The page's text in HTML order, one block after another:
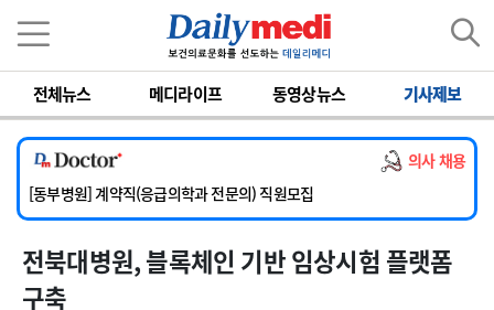
전체뉴스 메디라이프 동영상뉴스 기사제보
의사 채용
[서울아산병원] 2026년 하반기 인턴 모집
[영남대학교의료원] 마취통증의학과 임기제 임상의사 채용
[충남대학교병원] 소아청소년과(소아응급전담) 계약직 의사 공개채용
[동부병원] 계약직(응급의학과 전문의) 직원모집
[이대목동병원] 하반기 전공의(레지던트1년차) 모집
[서울아산병원] 2026년 하반기 인턴 모집
[영남대학교의료원] 마취통증의학과 임기제 임상의사 채용
전북대병원, 블록체인 기반 임상시험 플랫폼
구축